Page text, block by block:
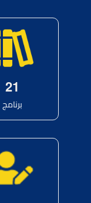
1
2
برنامج